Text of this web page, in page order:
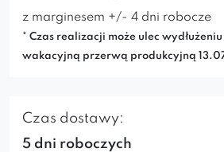
z marginesem +/- 4 dni robocze
* Czas realizacji może ulec
wakacyjną przerwą produkcyjną
Czas dostawy:
5 dni roboczych